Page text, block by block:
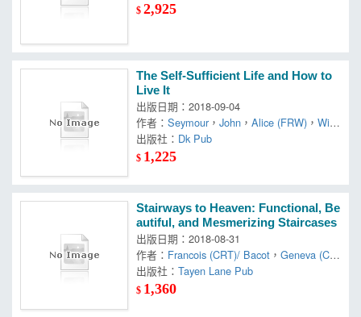
$2,925
The Self-Sufficient Life and How to
Live It
出版日期：2018-09-04
作者：Seymour ，John ，Alice (FRW) ，Will
(CON)
出版社： Dk Pub
$ 1,225
Stairways to Heaven: Functional, Be
autiful, and Mesmerizing Staircases
出版日期：2018-08-31
作者： Francois (CRT)/ Bacot ，Geneva (CR
T)，Picard
出版社：Tayen Lane Pub
$ 1,360